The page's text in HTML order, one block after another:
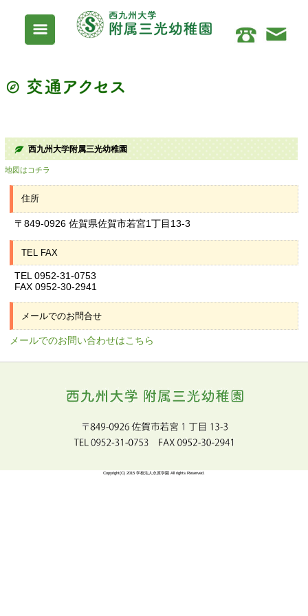
西九州大学附属三光幼稚園
地図はコチラ
住所
〒849-0926 佐賀県佐賀市若宮1丁目13-3
TEL FAX
TEL 0952-31-0753
メールでのお問合せ